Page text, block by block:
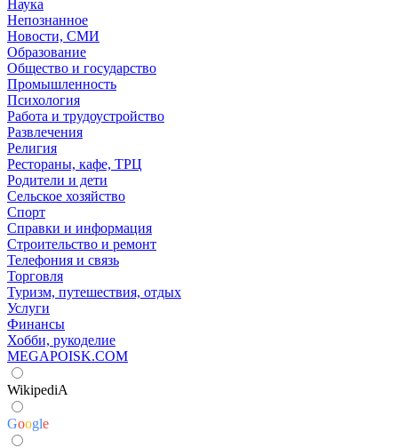
Наука
Непознанное
Новости, СМИ
Образование
Общество и государство
Промышленность
Психология
Работа и трудоустройство
Развлечения
Религия
Рестораны, кафе, ТРЦ
Родители и дети
Сельское хозяйство
Спорт
Справки и информация
Строительство и ремонт
Телефония и связь
Торговля
Туризм, путешествия, отдых
Услуги
Финансы
Хобби, рукоделие
MEGAPOISK.COM
WikipediA
Google